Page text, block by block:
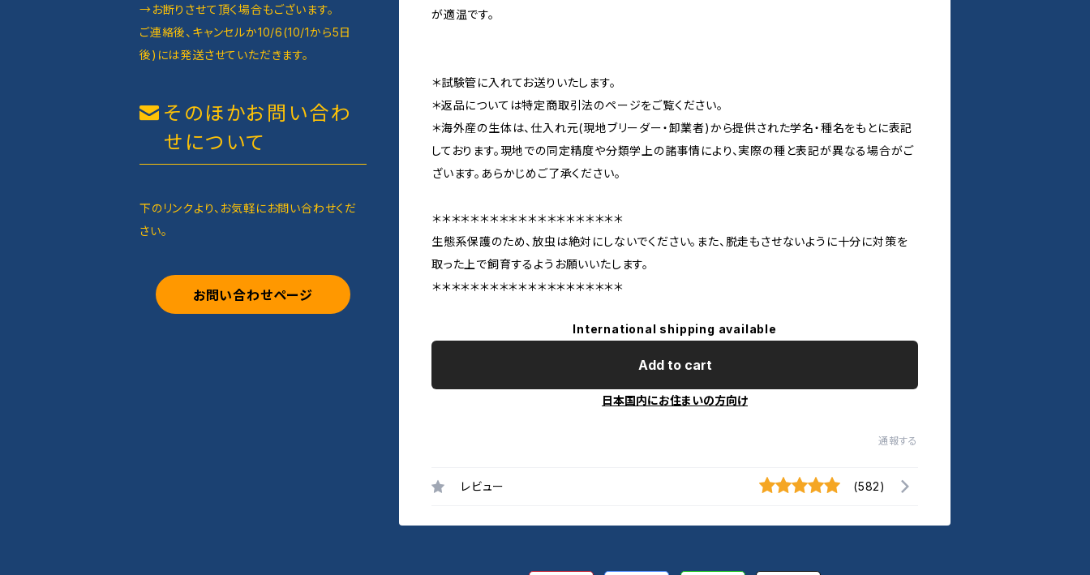
が適温です。
＊試験管に入れてお送りいたします。
＊返品については特定商取引法のページをご覧ください。
＊海外産の生体は、仕入れ元(現地ブリーダー・卸業者)から提供された学名・種名をもとに表記
しております。現地での同定精度や分類学上の諸事情により、実際の種と表記が異なる場合がご
ざいます。あらかじめご了承ください。
＊＊＊＊＊＊＊＊＊＊＊＊＊＊＊＊＊＊＊＊
生態系保護のため、放虫は絶対にしないでください。また、脱走もさせないように十分に対策を
取った上で飼育するようお願いいたします。
＊＊＊＊＊＊＊＊＊＊＊＊＊＊＊＊＊＊＊＊
International shipping available
Add to cart
日本国内にお住まいの方向け
通報する
レビュー (582)
→お断りさせて頂く場合もございます。
ご連絡後、キャンセルか10/6(10/1から5日
後)には発送させていただきます。
そのほかお問い合わ
せについて
下のリンクより、お気軽にお問い合わせくだ
さい。
お問い合わせページ